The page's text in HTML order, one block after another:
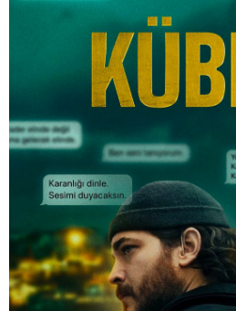
Durul Taylan Yağmur Taylan
Çağatay Ulusoy Aslıhan Malbora